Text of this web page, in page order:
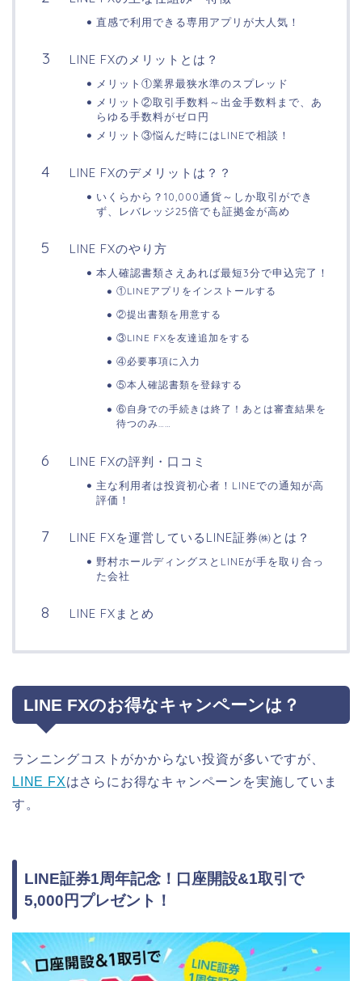
直感で利用できる専用アプリが大人気！
LINE FXのメリットとは？
メリット①業界最狭水準のスプレッド
メリット②取引手数料～出金手数料まで、あ
らゆる手数料がゼロ円
メリット③悩んだ時にはLINEで相談！
LINE FXのデメリットは？？
いくらから？10,000通貨～しか取引ができ
ず、レバレッジ25倍でも証拠金が高め
LINE FXのやり方
本人確認書類さえあれば最短3分で申込完了！
①LINEアプリをインストールする
②提出書類を用意する
③LINE FXを友達追加をする
④必要事項に入力
⑤本人確認書類を登録する
⑥自身での手続きは終了！あとは審査結果を
待つのみ……
LINE FXの評判・口コミ
主な利用者は投資初心者！LINEでの通知が高
評価！
LINE FXを運営しているLINE証券㈱とは？
野村ホールディングスとLINEが手を取り合っ
た会社
LINE FXまとめ
LINE FXのお得なキャンペーンは？
ランニングコストがかからない投資が多いですが、
LINE FXはさらにお得なキャンペーンを実施していま
す。
LINE証券1周年記念！口座開設&1取引で
5,000円プレゼント！